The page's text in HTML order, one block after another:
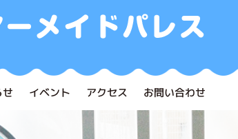
イベント アクセス お問い合わせ